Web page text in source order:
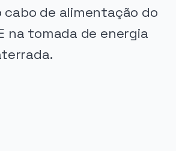
cabo de alimentação do
na tomada de energia